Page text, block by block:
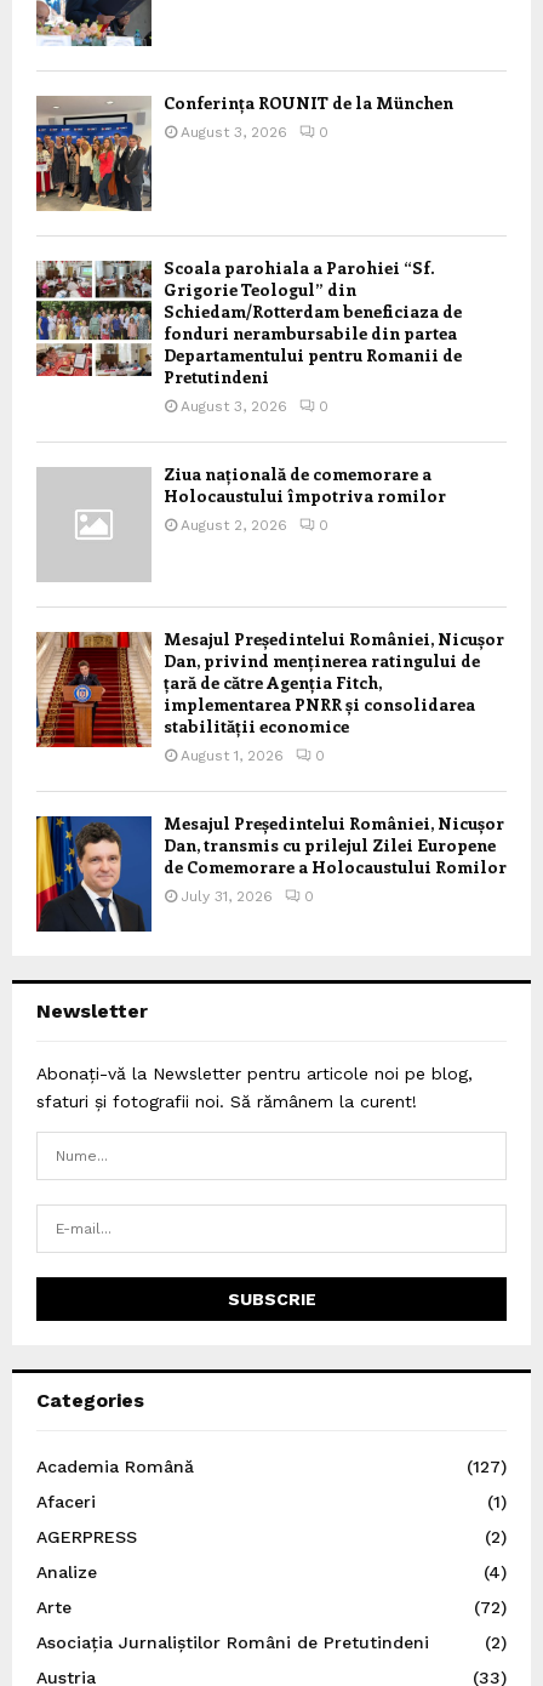
Conferința ROUNIT de la München
August 3, 2026 0
Scoala parohiala a Parohiei “Sf.
Grigorie Teologul” din
Schiedam/Rotterdam beneficiaza de
fonduri nerambursabile din partea
Departamentului pentru Romanii de
Pretutindeni
August 3, 2026 0
Ziua națională de comemorare a
Holocaustului împotriva romilor
August 2, 2026 0
Mesajul Președintelui României, Nicușor
Dan, privind menținerea ratingului de
țară de către Agenția Fitch,
implementarea PNRR și consolidarea
stabilității economice
August 1, 2026 0
Mesajul Președintelui României, Nicușor
Dan, transmis cu prilejul Zilei Europene
de Comemorare a Holocaustului Romilor
July 31, 2026 0
Newsletter
Abonați-vă la Newsletter pentru articole noi pe blog,
sfaturi și fotografii noi. Să rămânem la curent!
Categories
Academia Română
(127)
Afaceri
(1)
AGERPRESS
(2)
Analize
(4)
Arte
(72)
Asociația Jurnaliștilor Români de Pretutindeni
(2)
Austria
(33)